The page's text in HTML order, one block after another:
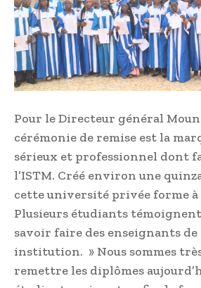
Pour le Directeur général
cérémonie de remise est la
sérieux et professionnel dont
l’ISTM. Créé environ une
cette université privée forme à
Plusieurs étudiants témoignent
savoir faire des enseignants
institution. » Nous sommes
remettre les diplômes